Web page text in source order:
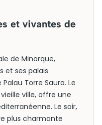
et vivantes de
de Minorque,
et ses palais
Torre Saura. Le
ville, offre une
Le soir,
plus charmante